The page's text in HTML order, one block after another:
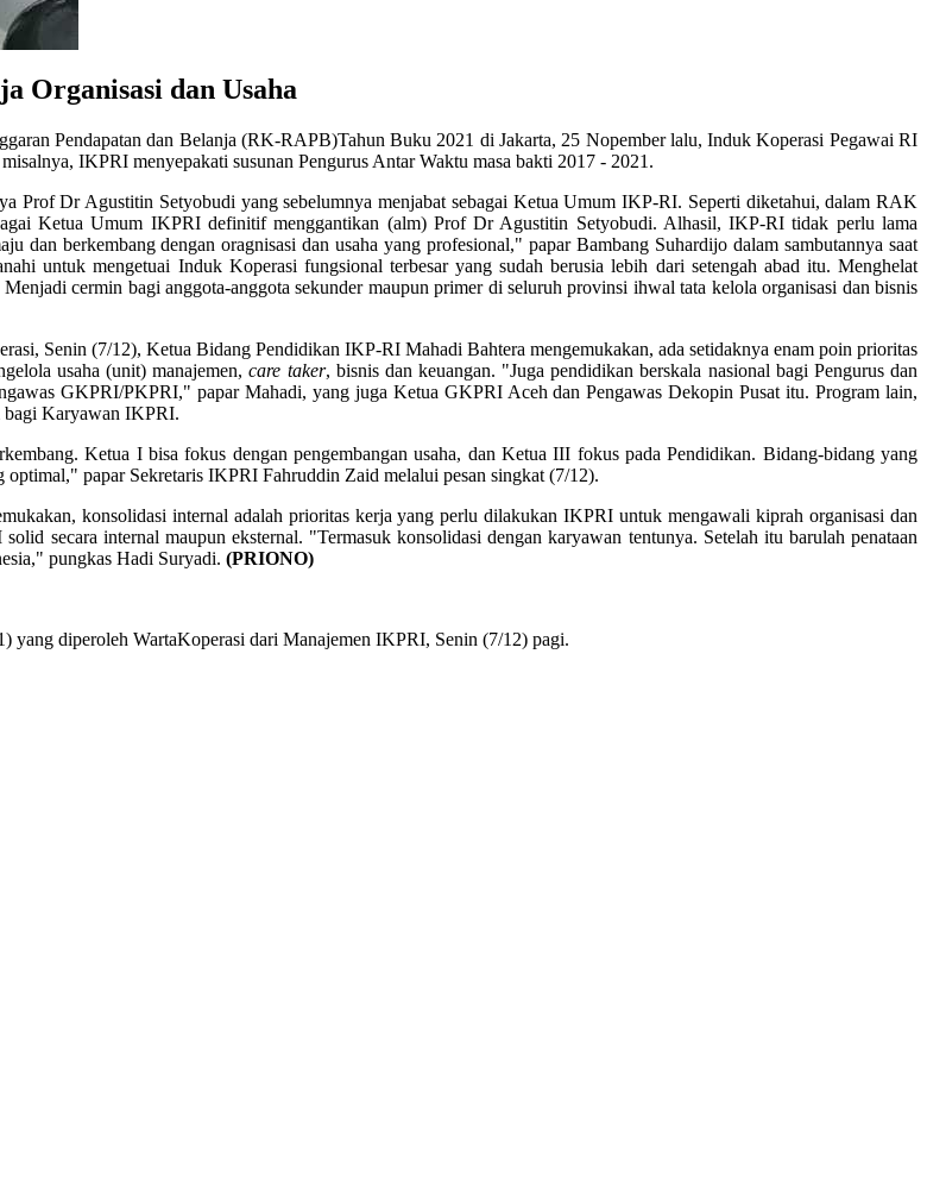
Organisasi dan Usaha
Pendapatan dan Belanja (RK-RAPB)Tahun Buku 2021 di Jakarta, 25 Nopember lalu, Induk Koperasi Pegawai RI
IKPRI menyepakati susunan Pengurus Antar Waktu masa bakti 2017 - 2021.
Dr Agustitin Setyobudi yang sebelumnya menjabat sebagai Ketua Umum IKP-RI. Seperti diketahui, dalam RAK
Ketua Umum IKPRI definitif menggantikan (alm) Prof Dr Agustitin Setyobudi. Alhasil, IKP-RI tidak perlu lama
dan berkembang dengan oragnisasi dan usaha yang profesional," papar Bambang Suhardijo dalam sambutannya saat
untuk mengetuai Induk Koperasi fungsional terbesar yang sudah berusia lebih dari setengah abad itu. Menghelat
cermin bagi anggota-anggota sekunder maupun primer di seluruh provinsi ihwal tata kelola organisasi dan bisnis
(7/12), Ketua Bidang Pendidikan IKP-RI Mahadi Bahtera mengemukakan, ada setidaknya enam poin prioritas
usaha (unit) manajemen,care taker, bisnis dan keuangan. "Juga pendidikan berskala nasional bagi Pengurus dan
GKPRI/PKPRI," papar Mahadi, yang juga Ketua GKPRI Aceh dan Pengawas Dekopin Pusat itu. Program lain,
bagi Karyawan IKPRI.
Ketua I bisa fokus dengan pengembangan usaha, dan Ketua III fokus pada Pendidikan. Bidang-bidang yang
papar Sekretaris IKPRI Fahruddin Zaid melalui pesan singkat (7/12).
konsolidasi internal adalah prioritas kerja yang perlu dilakukan IKPRI untuk mengawali kiprah organisasi dan
secara internal maupun eksternal. "Termasuk konsolidasi dengan karyawan tentunya. Setelah itu barulah penataan
pungkas Hadi Suryadi. (PRIONO)
yang diperoleh WartaKoperasi dari Manajemen IKPRI, Senin (7/12) pagi.